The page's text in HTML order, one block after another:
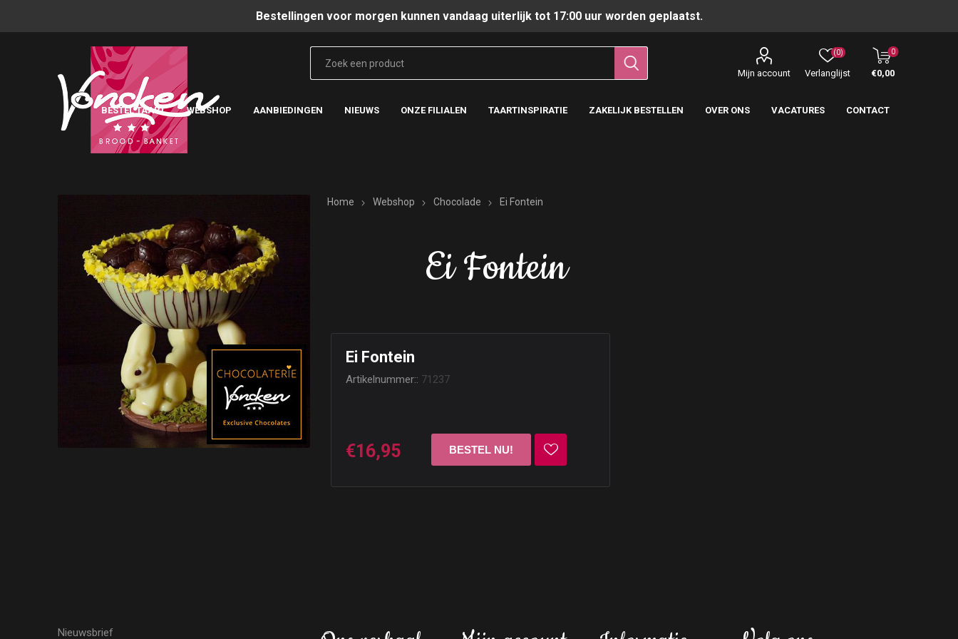
Bestellingen voor morgen kunnen vandaag uiterlijk tot 17:00 uur worden geplaatst.
Mijn account Verlanglijst
(0) 0
€0,00
BESTEL TAART WEBSHOP AANBIEDINGEN NIEUWS ONZE FILIALEN TAARTINSPIRATIE ZAKELIJK BESTELLEN OVER ONS VACATURES CONTACT
Home Webshop Chocolade Ei Fontein
Ei Fontein
Ei Fontein
Artikelnummer:: 71237
€16,95
Nieuwsbrief